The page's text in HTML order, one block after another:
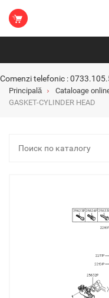
Comenzi telefonic :
Principală Cataloage
GASKET-CYLINDER HEAD